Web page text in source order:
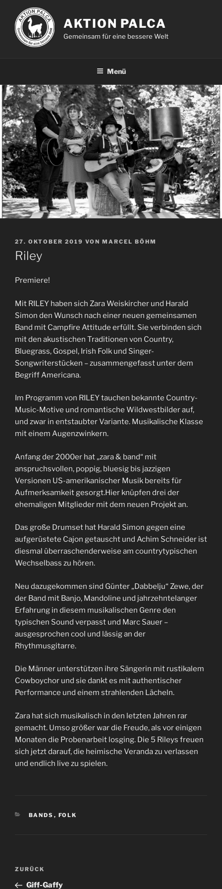
Inhalt
springen
AKTION PALCA
Gemeinsam für eine bessere Welt
Menü
VERÖFFENTLICHT
AM
27. OKTOBER 2019 VON MARCEL BÖHM
Riley
Premiere!
Mit RILEY haben sich Zara Weiskircher und Harald
Simon den Wunsch nach einer neuen gemeinsamen
Band mit Campfire Attitude erfüllt. Sie verbinden sich
mit den akustischen Traditionen von Country,
Bluegrass, Gospel, Irish Folk und Singer-
Songwriterstücken – zusammengefasst unter dem
Begriff Americana.
Im Programm von RILEY tauchen bekannte Country-
Music-Motive und romantische Wildwestbilder auf,
und zwar in entstaubter Variante. Musikalische Klasse
mit einem Augenzwinkern.
Anfang der 2000er hat „zara & band“ mit
anspruchsvollen, poppig, bluesig bis jazzigen
Versionen US-amerikanischer Musik bereits für
Aufmerksamkeit gesorgt.Hier knüpfen drei der
ehemaligen Mitglieder mit dem neuen Projekt an.
Das große Drumset hat Harald Simon gegen eine
aufgerüstete Cajon getauscht und Achim Schneider ist
diesmal überraschenderweise am countrytypischen
Wechselbass zu hören.
Neu dazugekommen sind Günter „Dabbelju“ Zewe, der
der Band mit Banjo, Mandoline und jahrzehntelanger
Erfahrung in diesem musikalischen Genre den
typischen Sound verpasst und Marc Sauer –
ausgesprochen cool und lässig an der
Rhythmusgitarre.
Die Männer unterstützen ihre Sängerin mit rustikalem
Cowboychor und sie dankt es mit authentischer
Performance und einem strahlenden Lächeln.
Zara hat sich musikalisch in den letzten Jahren rar
gemacht. Umso größer war die Freude, als vor einigen
Monaten die Probenarbeit losging. Die 5 Rileys freuen
sich jetzt darauf, die heimische Veranda zu verlassen
und endlich live zu spielen.
KATEGORIEN
BANDS , FOLK
Beitragsnavigation
Vorheriger
Beitrag
ZURÜCK
Giff-Gaffy